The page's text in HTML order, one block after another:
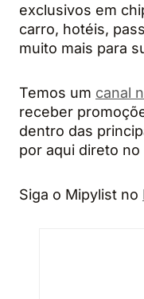
exclusivos em
carro, hotéis,
muito mais para
Temos um canal
receber
dentro das
por aqui direto no
Siga o Mipylist no